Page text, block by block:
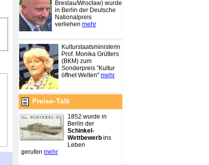
Breslau/Wrocław) wurde
in Berlin der Deutsche
Nationalpreis
verliehen mehr
Kulturstaatsministerin
Prof. Monika Grütters
(BKM) zum
Sonderpreis "Kultur
öffnet Welten" mehr
Preise-Talk
1852 wurde in
Berlin der
Schinkel-
Wettbewerb ins
Leben
gerufen mehr